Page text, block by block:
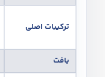
ترکیبات اصلی
بافت